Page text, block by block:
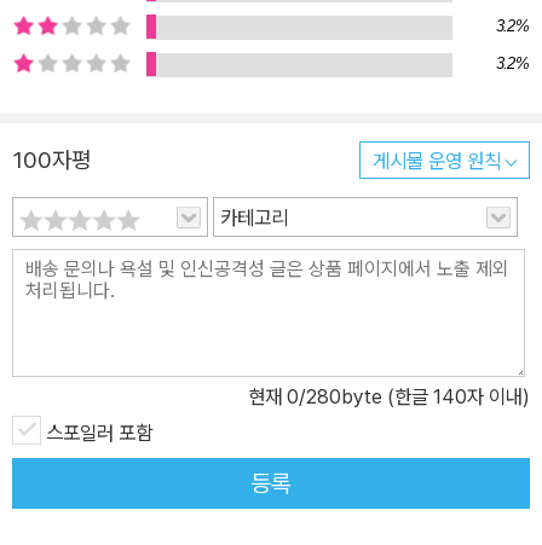
3.2%
3.2%
100자평 게시물 운영 원칙
카테고리
현재 0/280byte (한글 140자 이내)
스포일러 포함
등록